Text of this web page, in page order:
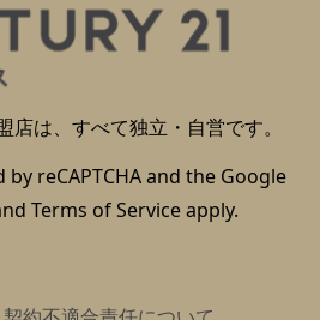
店は、すべて独立・自営です。
reCAPTCHA and the Google
Terms of Serviceapply.